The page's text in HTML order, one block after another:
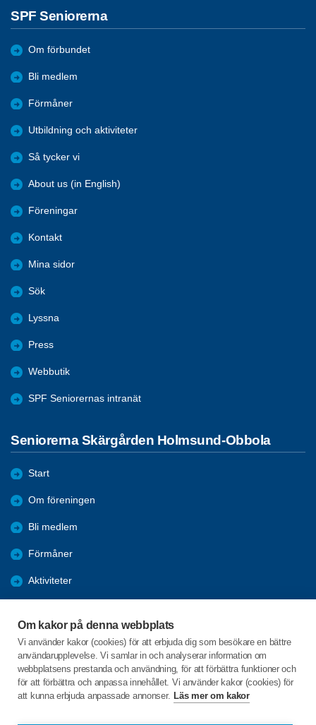
Om kakor på denna webbplats
Vi använder kakor (cookies) för att erbjuda dig som besökare en bättre
användarupplevelse. Vi samlar in och analyserar information om
webbplatsens prestanda och användning, för att förbättra funktioner och
för att förbättra och anpassa innehållet. Vi använder kakor (cookies) för
att kunna erbjuda anpassade annonser. Läs mer om kakor
SPF Seniorerna
Om förbundet
Bli medlem
Förmåner
Utbildning och aktiviteter
Så tycker vi
About us (in English)
Föreningar
Kontakt
Mina sidor
Sök
Lyssna
Press
Webbutik
SPF Seniorernas intranät
Seniorerna Skärgården Holmsund-Obbola
Start
Om föreningen
Bli medlem
Förmåner
Aktiviteter
Referat
C/o:Birgitta Nordholm